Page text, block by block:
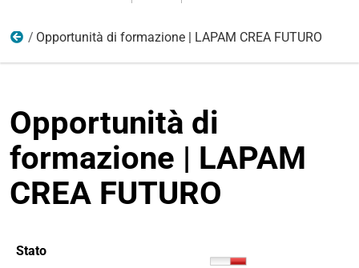
Opportunità e candidature
Opportunità di formazione | LAPAM CREA FUTURO
Opportunità di
formazione | LAPAM
CREA FUTURO
Stato